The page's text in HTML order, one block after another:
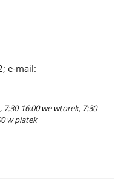
e-mail:
7:30-16:00 we wtorek, 7:30-
w piątek